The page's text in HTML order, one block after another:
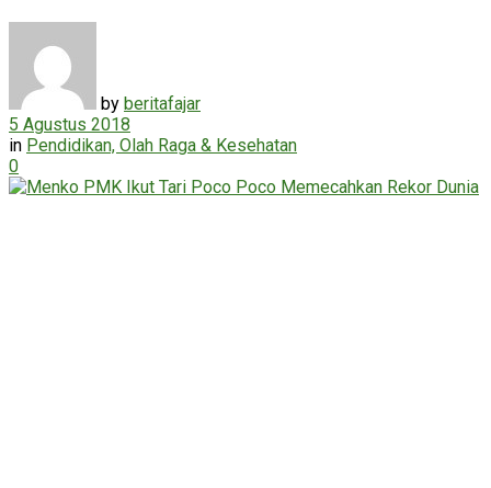
by beritafajar
5 Agustus 2018
in Pendidikan, Olah Raga & Kesehatan
0